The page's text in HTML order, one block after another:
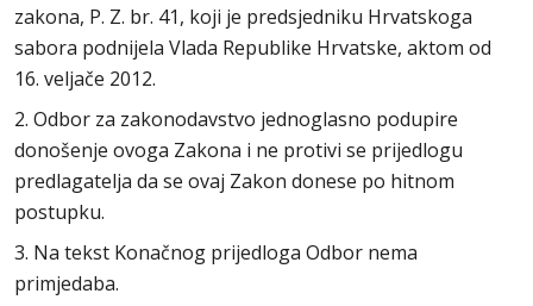
zakona, P. Z. br. 41, koji je predsjedniku Hrvatskoga
sabora podnijela Vlada Republike Hrvatske, aktom od
16. veljače 2012.
2. Odbor za zakonodavstvo jednoglasno podupire
donošenje ovoga Zakona i ne protivi se prijedlogu
predlagatelja da se ovaj Zakon donese po hitnom
postupku.
3. Na tekst Konačnog prijedloga Odbor nema
primjedaba.